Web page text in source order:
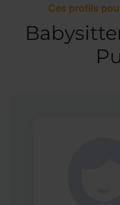
Ces profils